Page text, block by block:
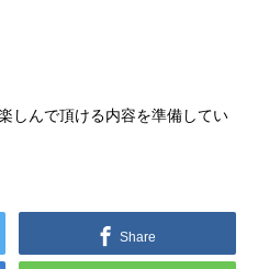
しんで頂ける内容を準備してい
Share